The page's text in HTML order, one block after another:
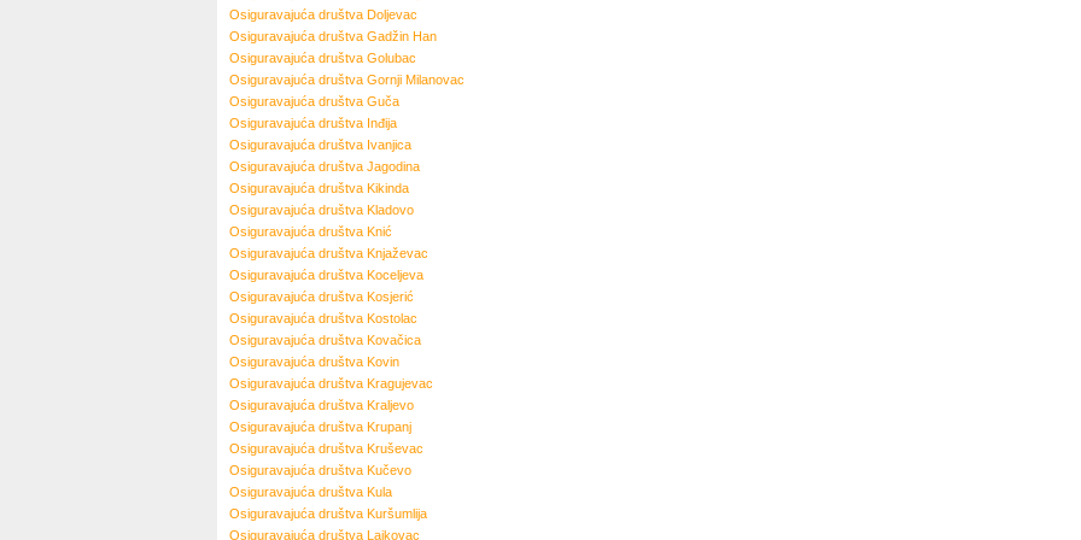
Osiguravajuća društva Doljevac
Osiguravajuća društva Gadžin Han
Osiguravajuća društva Golubac
Osiguravajuća društva Gornji Milanovac
Osiguravajuća društva Guča
Osiguravajuća društva Inđija
Osiguravajuća društva Ivanjica
Osiguravajuća društva Jagodina
Osiguravajuća društva Kikinda
Osiguravajuća društva Kladovo
Osiguravajuća društva Knić
Osiguravajuća društva Knjaževac
Osiguravajuća društva Koceljeva
Osiguravajuća društva Kosjerić
Osiguravajuća društva Kostolac
Osiguravajuća društva Kovačica
Osiguravajuća društva Kovin
Osiguravajuća društva Kragujevac
Osiguravajuća društva Kraljevo
Osiguravajuća društva Krupanj
Osiguravajuća društva Kruševac
Osiguravajuća društva Kučevo
Osiguravajuća društva Kula
Osiguravajuća društva Kuršumlija
Osiguravajuća društva Lajkovac